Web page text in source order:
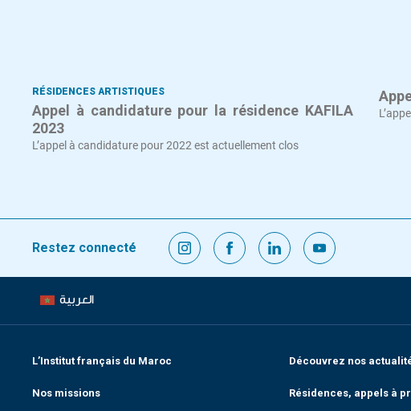
RÉSIDENCES ARTISTIQUES
Appel à candidature pour la résidence KAFILA
2023
L’appel à candidature pour 2022 est actuellement clos
Restez connecté
العربية
L’Institut français du Maroc
Nos missions
Découvrez nos
Résidences, appels à